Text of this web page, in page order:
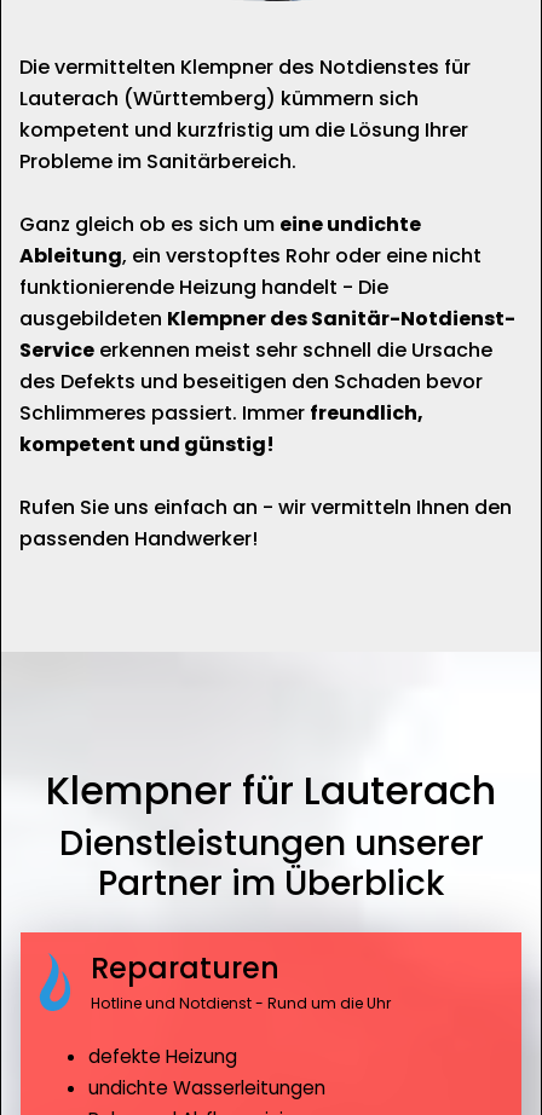
Die vermittelten Klempner des Notdienstes für
Lauterach (Württemberg) kümmern sich
kompetent und kurzfristig um die Lösung Ihrer
Probleme im Sanitärbereich.
Ganz gleich ob es sich um eine undichte
Ableitung, ein verstopftes Rohr oder eine nicht
funktionierende Heizung handelt - Die
ausgebildeten Klempner des Sanitär-Notdienst-
Service erkennen meist sehr schnell die Ursache
des Defekts und beseitigen den Schaden bevor
Schlimmeres passiert. Immer freundlich,
kompetent und günstig!
Rufen Sie uns einfach an - wir vermitteln Ihnen den
passenden Handwerker!
Klempner für Lauterach
Dienstleistungen unserer
Partner im Überblick
Reparaturen
Hotline und Notdienst - Rund um die Uhr
defekte Heizung
undichte Wasserleitungen